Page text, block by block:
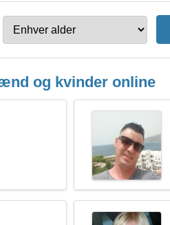
og kvinder online